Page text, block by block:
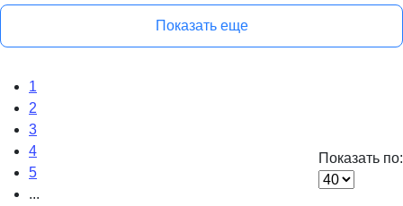
Показать еще
1
2
3
4
5
...
Показать по: